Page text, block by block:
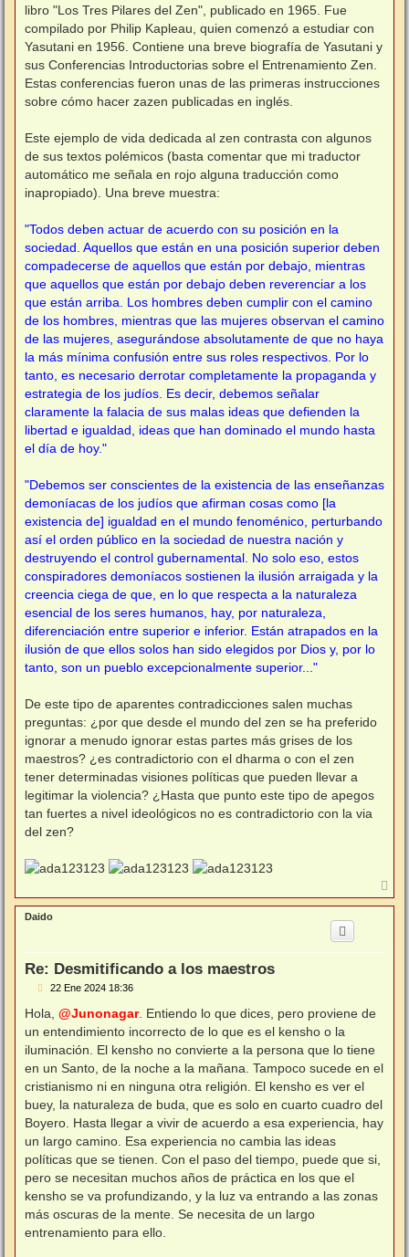
libro "Los Tres Pilares del Zen", publicado en 1965. Fue
compilado por Philip Kapleau, quien comenzó a estudiar con
Yasutani en 1956. Contiene una breve biografía de Yasutani y
sus Conferencias Introductorias sobre el Entrenamiento Zen.
Estas conferencias fueron unas de las primeras instrucciones
sobre cómo hacer zazen publicadas en inglés.
Este ejemplo de vida dedicada al zen contrasta con algunos
de sus textos polémicos (basta comentar que mi traductor
automático me señala en rojo alguna traducción como
inapropiado). Una breve muestra:
"Todos deben actuar de acuerdo con su posición en la
sociedad. Aquellos que están en una posición superior deben
compadecerse de aquellos que están por debajo, mientras
que aquellos que están por debajo deben reverenciar a los
que están arriba. Los hombres deben cumplir con el camino
de los hombres, mientras que las mujeres observan el camino
de las mujeres, asegurándose absolutamente de que no haya
la más mínima confusión entre sus roles respectivos. Por lo
tanto, es necesario derrotar completamente la propaganda y
estrategia de los judíos. Es decir, debemos señalar
claramente la falacia de sus malas ideas que defienden la
libertad e igualdad, ideas que han dominado el mundo hasta
el día de hoy."
"Debemos ser conscientes de la existencia de las enseñanzas
demoníacas de los judíos que afirman cosas como [la
existencia de] igualdad en el mundo fenoménico, perturbando
así el orden público en la sociedad de nuestra nación y
destruyendo el control gubernamental. No solo eso, estos
conspiradores demoníacos sostienen la ilusión arraigada y la
creencia ciega de que, en lo que respecta a la naturaleza
esencial de los seres humanos, hay, por naturaleza,
diferenciación entre superior e inferior. Están atrapados en la
ilusión de que ellos solos han sido elegidos por Dios y, por lo
tanto, son un pueblo excepcionalmente superior..."
De este tipo de aparentes contradicciones salen muchas
preguntas: ¿por que desde el mundo del zen se ha preferido
ignorar a menudo ignorar estas partes más grises de los
maestros? ¿es contradictorio con el dharma o con el zen
tener determinadas visiones políticas que pueden llevar a
legitimar la violencia? ¿Hasta que punto este tipo de apegos
tan fuertes a nivel ideológicos no es contradictorio con la via
del zen?
r
r
Daido
Re: Desmitificando a los maestros
M
n
a
j
e
22 Ene 2024 18:36
Hola, @Junonagar. Entiendo lo que dices, pero proviene de
un entendimiento incorrecto de lo que es el kensho o la
iluminación. El kensho no convierte a la persona que lo tiene
en un Santo, de la noche a la mañana. Tampoco sucede en el
cristianismo ni en ninguna otra religión. El kensho es ver el
buey, la naturaleza de buda, que es solo en cuarto cuadro del
Boyero. Hasta llegar a vivir de acuerdo a esa experiencia, hay
un largo camino. Esa experiencia no cambia las ideas
políticas que se tienen. Con el paso del tiempo, puede que si,
pero se necesitan muchos años de práctica en los que el
kensho se va profundizando, y la luz va entrando a las zonas
más oscuras de la mente. Se necesita de un largo
entrenamiento para ello.